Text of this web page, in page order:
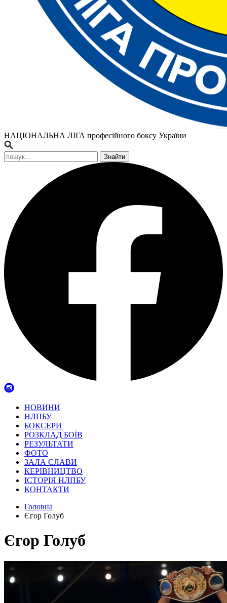
НАЦІОНАЛЬНА ЛІГА професійного боксу України
НОВИНИ
НЛПБУ
БОКСЕРИ
РОЗКЛАД БОЇВ
РЕЗУЛЬТАТИ
ФОТО
ЗАЛА СЛАВИ
КЕРІВНИЦТВО
ІСТОРІЯ НЛПБУ
КОНТАКТИ
Головна
Єгор Голуб
Єгор Голуб